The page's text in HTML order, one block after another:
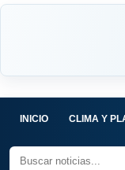
INICIO CLIMA Y